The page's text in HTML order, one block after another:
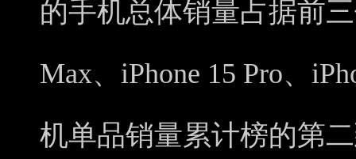
的手机总体销量占据前
Max、iPhone 15 Pro、
机单品销量累计榜的第